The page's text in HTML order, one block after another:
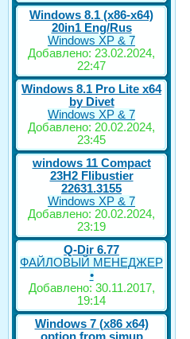
Windows 8.1 (x86-x64)
20in1 Eng/Rus
Windows XP & 7
Добавлено: 23.02.2024,
22:47
Windows 8.1 Pro Lite x64
by Divet
Windows XP & 7
Добавлено: 20.02.2024,
23:45
windows 11 Compact
23H2 Flibustier
22631.3155
Windows XP & 7
Добавлено: 20.02.2024,
23:19
Q-Dir 6.77
ФАЙЛОВЫЙ МЕНЕДЖЕР
•
Добавлено: 30.11.2017,
19:14
Windows 7 (x86 x64)